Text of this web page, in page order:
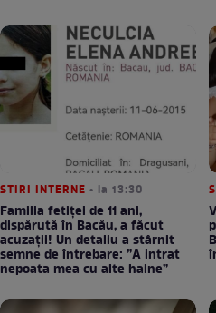
STIRI INTERNE • la 13:30
Familia fetiței de 11 ani,
dispărută în Bacău, a făcut
acuzații! Un detaliu a stârnit
semne de întrebare: ”A intrat
nepoata mea cu alte haine”